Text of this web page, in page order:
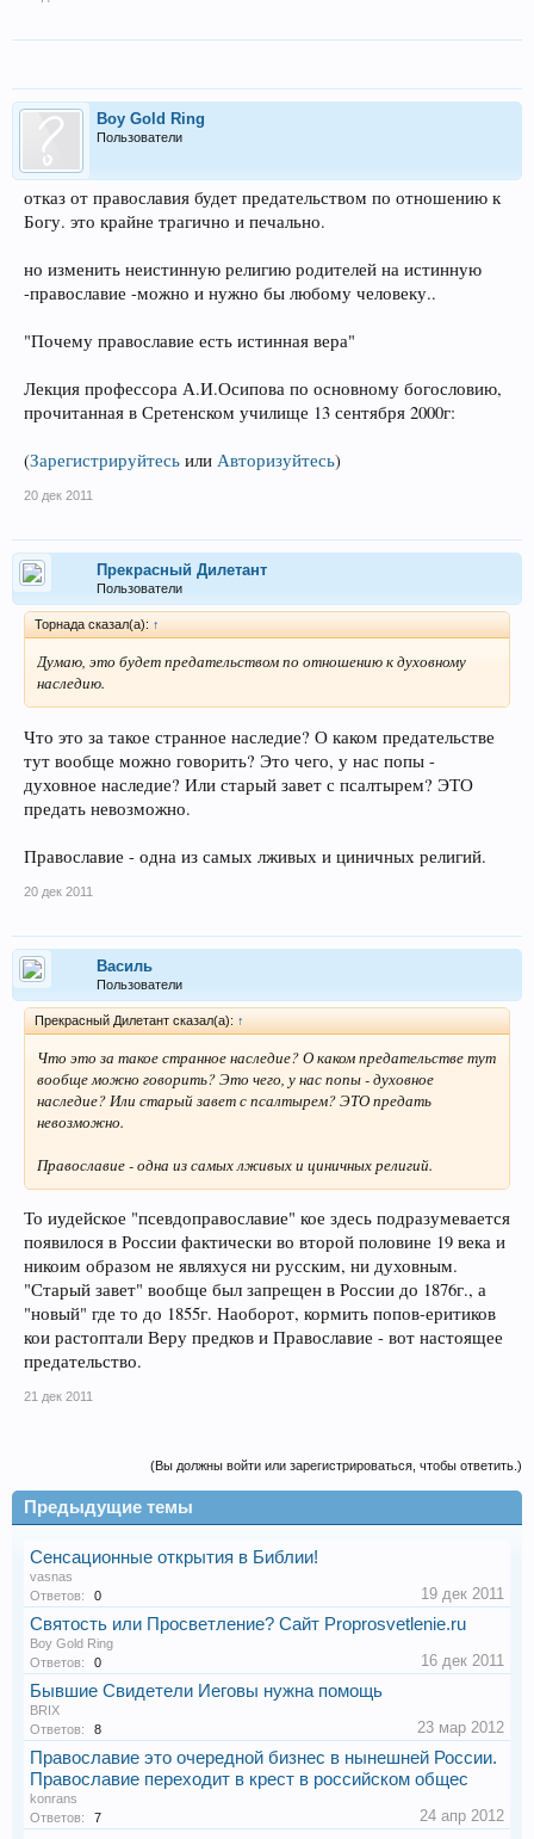
Boy Gold Ring
Пользователи
отказ от православия будет предательством по отношению к
Богу. это крайне трагично и печально.
но изменить неистинную религию родителей на истинную
-православие -можно и нужно бы любому человеку..
"Почему православие есть истинная вера"
Лекция профессора А.И.Осипова по основному богословию,
прочитанная в Сретенском училище 13 сентября 2000г:
(Зарегистрируйтесь или Авторизуйтесь)
20 дек 2011
Прекрасный Дилетант
Пользователи
Торнада сказал(а): ↑
Думаю, это будет предательством по отношению к духовному
наследию.
Что это за такое странное наследие? О каком предательстве
тут вообще можно говорить? Это чего, у нас попы -
духовное наследие? Или старый завет с псалтырем? ЭТО
предать невозможно.
Православие - одна из самых лживых и циничных религий.
20 дек 2011
Василь
Пользователи
Прекрасный Дилетант сказал(а): ↑
Что это за такое странное наследие? О каком предательстве тут
вообще можно говорить? Это чего, у нас попы - духовное
наследие? Или старый завет с псалтырем? ЭТО предать
невозможно.
Православие - одна из самых лживых и циничных религий.
То иудейское "псевдоправославие" кое здесь подразумевается
появилося в России фактически во второй половине 19 века и
никоим образом не являхуся ни русским, ни духовным.
"Старый завет" вообще был запрещен в России до 1876г., а
"новый" где то до 1855г. Наоборот, кормить попов-еритиков
кои растоптали Веру предков и Православие - вот настоящее
предательство.
21 дек 2011
(Вы должны войти или зарегистрироваться, чтобы ответить.)
Предыдущие темы
Сенсационные открытия в Библии!
vasnas
Ответов:
0 19 дек 2011
Святость или Просветление? Cайт Proprosvetlenie.ru
Boy Gold Ring
Ответов:
0 16 дек 2011
Бывшие Свидетели Иеговы нужна помощь
BRIX
Ответов:
8 23 мар 2012
Православие это очередной бизнес в нынешней России.
Православие переходит в крест в российском общес
konrans
Ответов:
7 24 апр 2012